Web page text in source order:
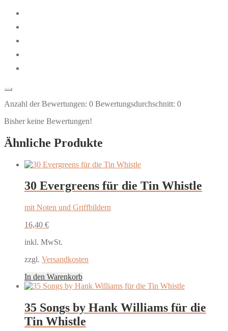
Anzahl der Bewertungen: 0 Bewertungsdurchschnitt: 0
Bisher keine Bewertungen!
Ähnliche Produkte
30 Evergreens für die Tin Whistle
mit Noten und Griffbildern
16,40 €
inkl. MwSt.
zzgl. Versandkosten
In den Warenkorb
35 Songs by Hank Williams für die
Tin Whistle